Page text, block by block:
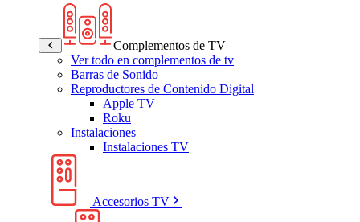
Complementos de TV
Ver todo en complementos de tv
Barras de Sonido
Reproductores de Contenido Digital
Apple TV
Roku
Instalaciones
Instalaciones TV
Accesorios TV